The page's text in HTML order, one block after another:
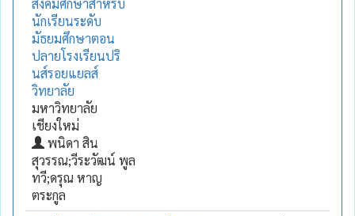
นักเรียนระดับ
มัธยมศึกษาตอน
ปลายโรงเรียนปริ
นส์รอยแยลส์
วิทยาลัย
มหาวิทยาลัย
เชียงใหม่
พนิดา สิน
สุวรรณ;วีระวัฒน์ พูล
ทวี;ดรุณ หาญ
ตระกูล